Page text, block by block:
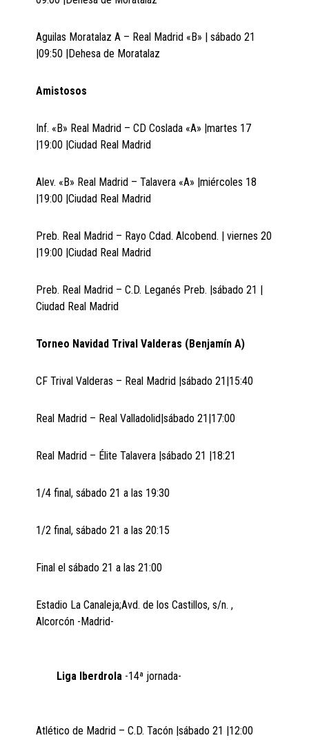
Aguilas Moratalaz A – Real Madrid «B» | sábado 21
|09:50 |Dehesa de Moratalaz
Amistosos
Inf. «B» Real Madrid – CD Coslada «A» |martes 17
|19:00 |Ciudad Real Madrid
Alev. «B» Real Madrid – Talavera «A» |miércoles 18
|19:00 |Ciudad Real Madrid
Preb. Real Madrid – Rayo Cdad. Alcobend. | viernes 20
|19:00 |Ciudad Real Madrid
Preb. Real Madrid – C.D. Leganés Preb. |sábado 21 |
Ciudad Real Madrid
Torneo Navidad Trival Valderas (Benjamín A)
CF Trival Valderas – Real Madrid |sábado 21|15:40
Real Madrid – Real Valladolid|sábado 21|17:00
Real Madrid – Élite Talavera |sábado 21 |18:21
1/4 final, sábado 21 a las 19:30
1/2 final, sábado 21 a las 20:15
Final el sábado 21 a las 21:00
Estadio La Canaleja;Avd. de los Castillos, s/n. ,
Alcorcón -Madrid-
Liga Iberdrola -14ª jornada-
Atlético de Madrid – C.D. Tacón |sábado 21 |12:00